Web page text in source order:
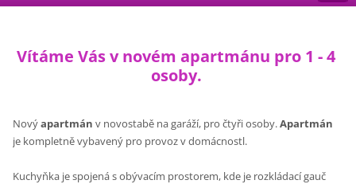
Vítáme Vás v novém apartmánu pro 1 - 4
osoby.
Novýapartmán v novostabě na garáží, pro čtyři osoby.Apartmán
je kompletně vybavený pro provoz v domácnostl.
Kuchyňka je spojená s obývacím prostorem, kde je rozkládací gauč